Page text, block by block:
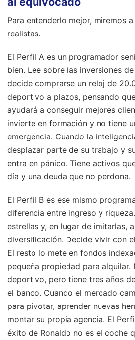
Para entenderlo mejor, miremos
realistas.
El Perfil A es un programador
bien. Lee sobre las inversiones
decide comprarse un reloj de
deportivo a plazos, pensando
ayudará a conseguir mejores
invierte en formación y no tiene
emergencia. Cuando la
desplazar parte de su trabajo y
entra en pánico. Tiene activos
día y una deuda que no perdona.
El Perfil B es ese mismo
diferencia entre ingreso y
estrellas y, en lugar de imitarlas,
diversificación. Decide vivir con
El resto lo mete en fondos
pequeña propiedad para alquilar.
deportivo, pero tiene tres años
el banco. Cuando el mercado
para pivotar, aprender nuevas
montar su propia agencia. El
éxito de Ronaldo no es el coche